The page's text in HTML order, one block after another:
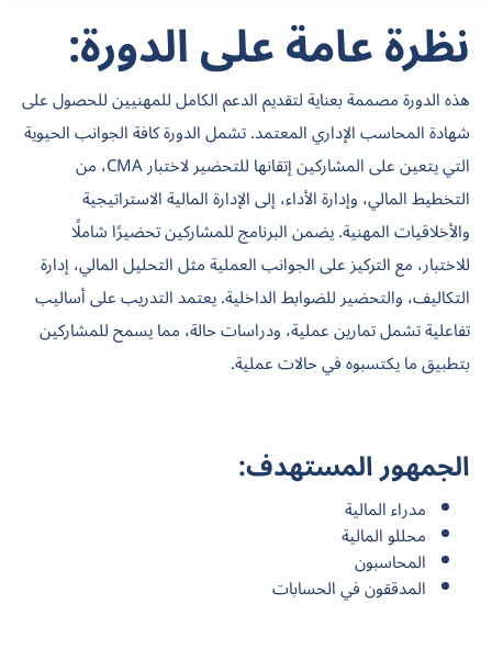
نظرة عامة على الدورة:
هذه الدورة مصممة بعناية لتقديم الدعم الكامل للمهنيين للحصول على
شهادة المحاسب الإداري المعتمد. تشمل الدورة كافة الجوانب الحيوية
التي يتعين على المشاركين إتقانها للتحضير لاختبار CMA، من
التخطيط المالي، وإدارة الأداء، إلى الإدارة المالية الاستراتيجية
والأخلاقيات المهنية. يضمن البرنامج للمشاركين تحضيرًا شاملًا
للاختبار، مع التركيز على الجوانب العملية مثل التحليل المالي، إدارة
التكاليف، والتحضير للضوابط الداخلية. يعتمد التدريب على أساليب
تفاعلية تشمل تمارين عملية، ودراسات حالة، مما يسمح للمشاركين
بتطبيق ما يكتسبوه في حالات عملية.
الجمهور المستهدف:
مدراء المالية
محللو المالية
المحاسبون
المدققون في الحسابات